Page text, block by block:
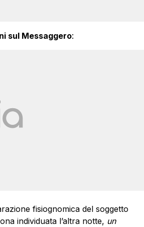
sul Messaggero:
fisiognomica del soggetto
individuata l’altra notte, un